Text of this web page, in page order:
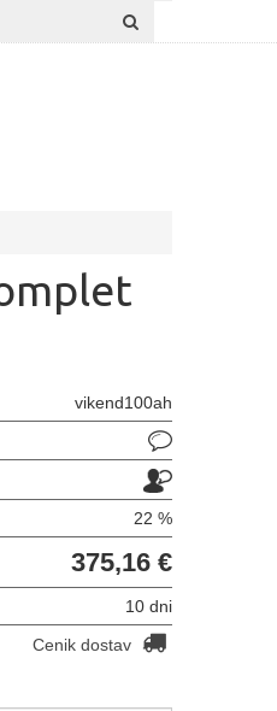
vikend100ah
22 %
375,16 €
10 dni
Cenik dostav